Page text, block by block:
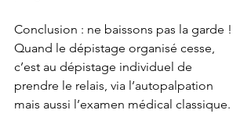
Conclusion : ne baissons pas la garde !
Quand le dépistage organisé cesse,
c’est au dépistage individuel de
prendre le relais, via l’autopalpation
mais aussi l’examen médical classique.